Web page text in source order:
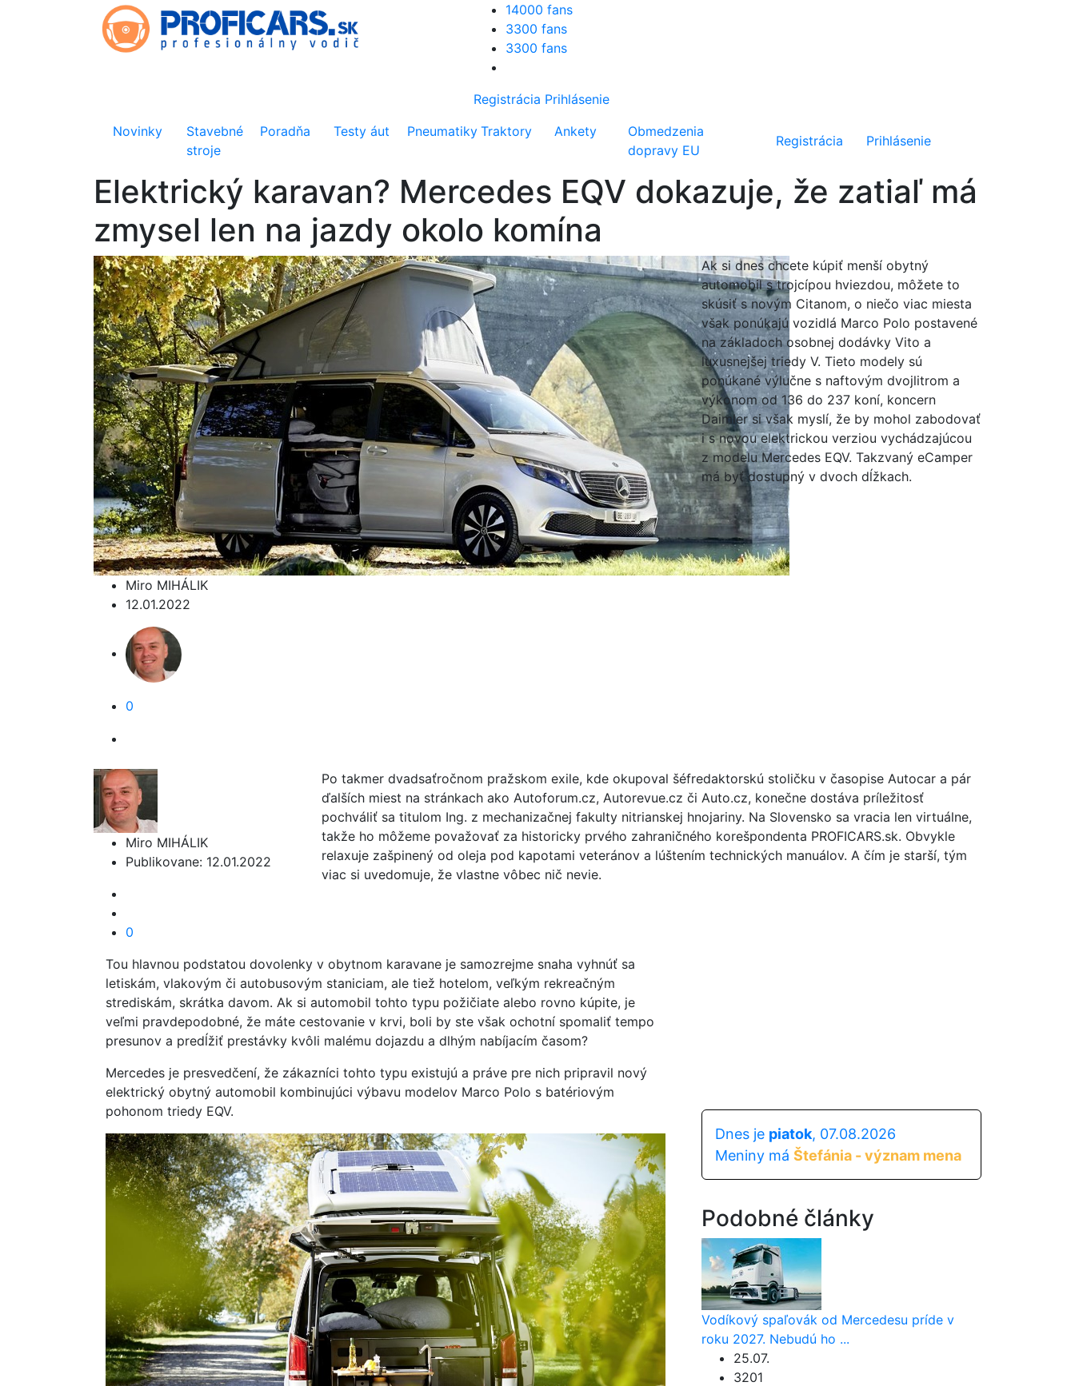
14000 fans
3300 fans
3300 fans
Registrácia Prihlásenie
Novinky
Stavebné
stroje
Poradňa Testy áut Pneumatiky Traktory Ankety
Obmedzenia
dopravy EU
Registrácia Prihlásenie
Elektrický karavan? Mercedes EQV dokazuje, že zatiaľ má
zmysel len na jazdy okolo komína
Miro MIHÁLIK
12.01.2022
0
Ak si dnes chcete kúpiť menší obytný
automobil s trojcípou hviezdou, môžete to
skúsiť s novým Citanom, o niečo viac miesta
však ponúkajú vozidlá Marco Polo postavené
na základoch osobnej dodávky Vito a
luxusnejšej triedy V. Tieto modely sú
ponúkané výlučne s naftovým dvojlitrom a
výkonom od 136 do 237 koní, koncern
Daimler si však myslí, že by mohol zabodovať
i s novou elektrickou verziou vychádzajúcou
z modelu Mercedes EQV. Takzvaný eCamper
má byť dostupný v dvoch dĺžkach.
Miro MIHÁLIK
Publikovane: 12.01.2022
Po takmer dvadsaťročnom pražskom exile, kde okupoval šéfredaktorskú stoličku v časopise Autocar a pár
ďalších miest na stránkach ako Autoforum.cz, Autorevue.cz či Auto.cz, konečne dostáva príležitosť
pochváliť sa titulom Ing. z mechanizačnej fakulty nitrianskej hnojariny. Na Slovensko sa vracia len virtuálne,
takže ho môžeme považovať za historicky prvého zahraničného korešpondenta PROFICARS.sk. Obvykle
relaxuje zašpinený od oleja pod kapotami veteránov a lúštením technických manuálov. A čím je starší, tým
viac si uvedomuje, že vlastne vôbec nič nevie.
0
Tou hlavnou podstatou dovolenky v obytnom karavane je samozrejme snaha vyhnúť sa
letiskám, vlakovým či autobusovým staniciam, ale tiež hotelom, veľkým rekreačným
strediskám, skrátka davom. Ak si automobil tohto typu požičiate alebo rovno kúpite, je
veľmi pravdepodobné, že máte cestovanie v krvi, boli by ste však ochotní spomaliť tempo
presunov a predĺžiť prestávky kvôli malému dojazdu a dlhým nabíjacím časom?
Mercedes je presvedčení, že zákazníci tohto typu existujú a práve pre nich pripravil nový
elektrický obytný automobil kombinujúci výbavu modelov Marco Polo s batériovým
pohonom triedy EQV.
Dnes je piatok, 07.08.2026
Meniny má Štefánia - význam mena
Podobné články
Vodíkový spaľovák od Mercedesu príde v
roku 2027. Nebudú ho ...
25.07.
3201